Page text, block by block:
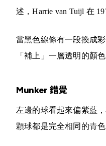
述，Harrie van Tuijl 在
當黑色線條有一段換成
「補上」一層透明的顏色
Munker 錯覺
左邊的球看起來偏紫藍
顆球都是完全相同的青色